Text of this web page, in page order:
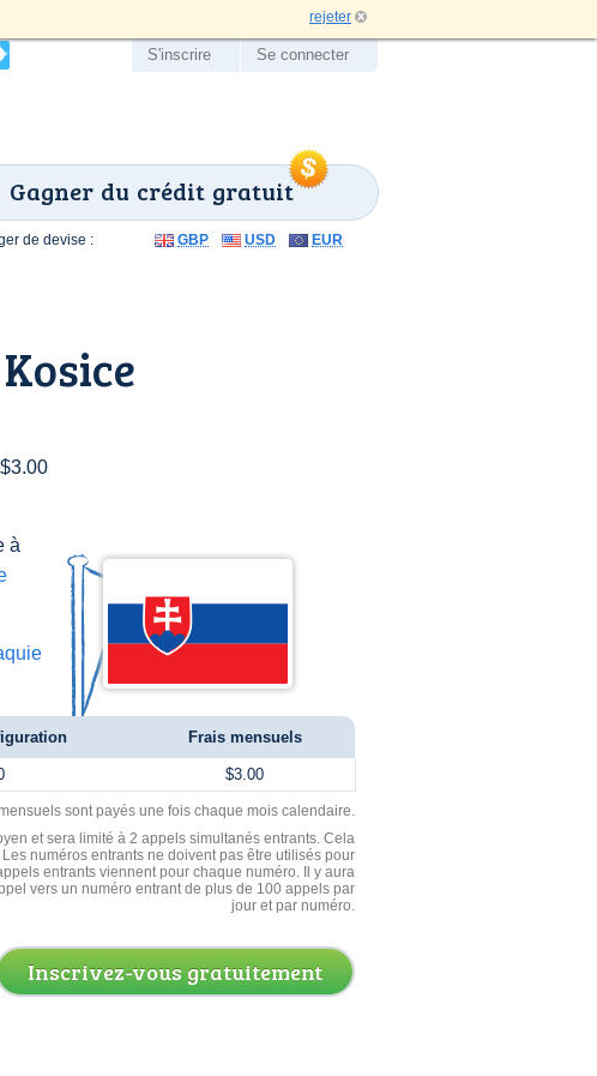
rejeter
Gagner du crédit gratuit
S'inscrire Se connecter
à
de devise : GBP USD EUR
Frais mensuels
$3.00
sont payés une fois chaque mois calendaire.
et sera limité à 2 appels simultanés entrants. Cela
numéros entrants ne doivent pas être utilisés pour
entrants viennent pour chaque numéro. Il y aura
vers un numéro entrant de plus de 100 appels par
jour et par numéro.
Inscrivez-vous gratuitement